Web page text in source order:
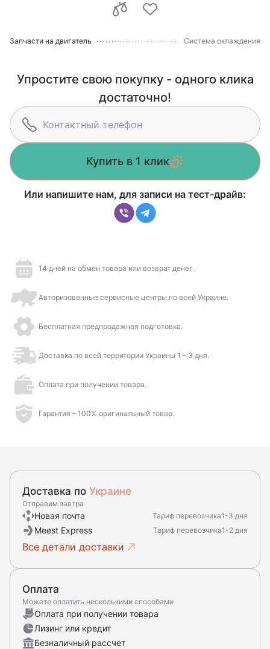
Запчасти на двигатель Система охлаждения
Упростите свою покупку - одного клика
достаточно!
Купить в 1 клик
Или напишите нам, для записи на тест-драйв:
14 дней на обмен товара или возврат денег.
Авторизованные сервисные центры по всей Украине.
Бесплатная предпродажная подготовка.
Доставка по всей территории Украины 1 – 3 дня.
Оплата при получении товара.
Гарантия – 100% оригинальный товар.
Доставка по Украине
Отправим завтра
Новая почта Тариф перевозчика1-3 дня
Meest Express Тариф перевозчика1-2 дня
Все детали доставки
Оплата
Можете оплатить несколькими способами
Оплата при получении товара
Лизинг или кредит
Безналичный рассчет